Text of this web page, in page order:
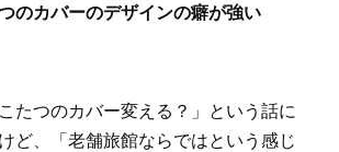
カバーのデザインの癖が強い
たつのカバー変える？」という話に
ど、「老舗旅館ならではという感じ